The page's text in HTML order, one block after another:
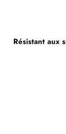
Résistant aux